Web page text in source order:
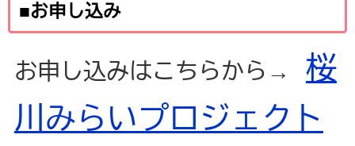
■お申し込み
お申し込みはこちらから→
桜
川みらいプロジェクト